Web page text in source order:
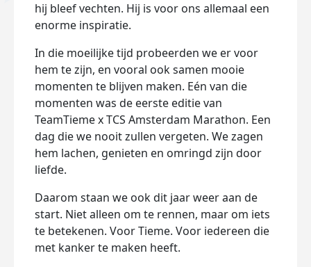
hij bleef vechten. Hij is voor ons allemaal een
enorme inspiratie.
In die moeilijke tijd probeerden we er voor
hem te zijn, en vooral ook samen mooie
momenten te blijven maken. Eén van die
momenten was de eerste editie van
TeamTieme x TCS Amsterdam Marathon. Een
dag die we nooit zullen vergeten. We zagen
hem lachen, genieten en omringd zijn door
liefde.
Daarom staan we ook dit jaar weer aan de
start. Niet alleen om te rennen, maar om iets
te betekenen. Voor Tieme. Voor iedereen die
met kanker te maken heeft.